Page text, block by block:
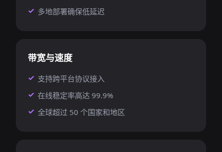
多地部署确保低延迟
带宽与速度
支持跨平台协议接入
在线稳定率高达 99.9%
全球超过 50 个国家和地区